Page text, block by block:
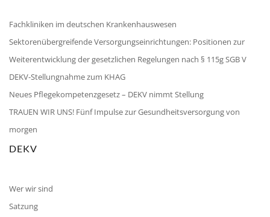
Fachkliniken im deutschen Krankenhauswesen
Sektorenübergreifende Versorgungseinrichtungen: Positionen zur
Weiterentwicklung der gesetzlichen Regelungen nach § 115g SGB V
DEKV-Stellungnahme zum KHAG
Neues Pflegekompetenzgesetz – DEKV nimmt Stellung
TRAUEN WIR UNS! Fünf Impulse zur Gesundheitsversorgung von
morgen
DEKV
Wer wir sind
Satzung